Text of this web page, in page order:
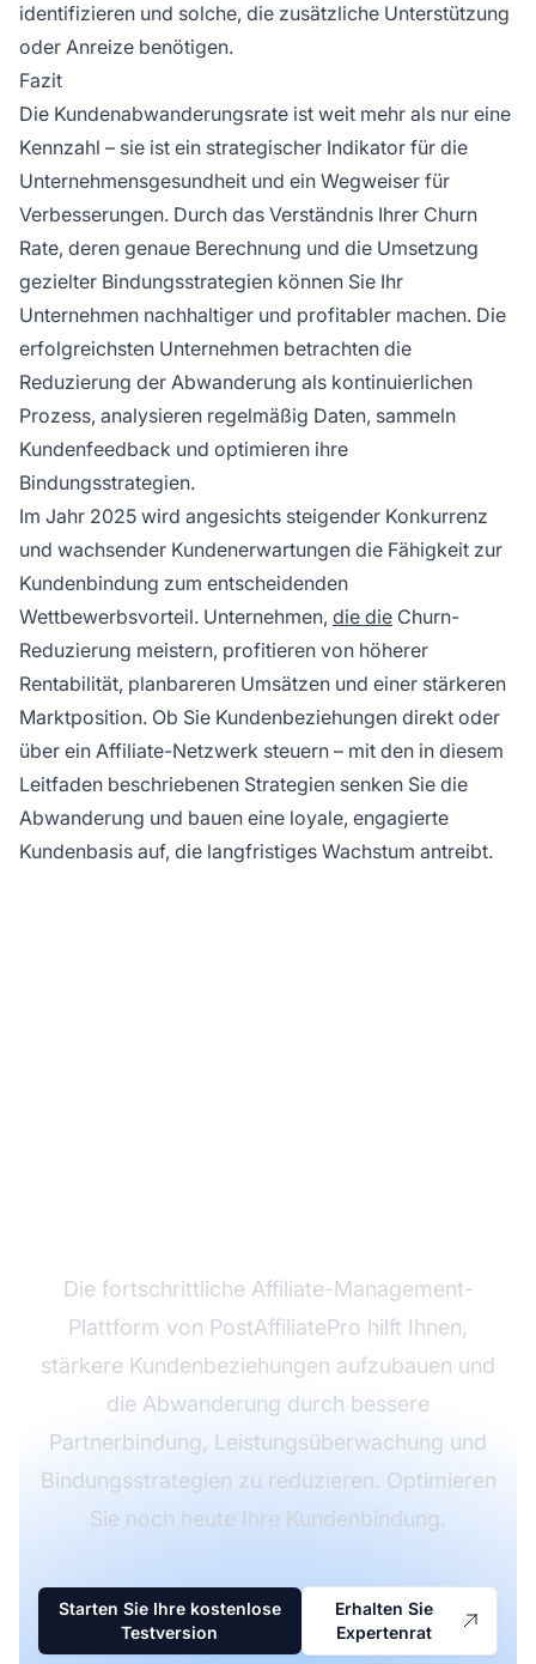
identifizieren und solche, die zusätzliche Unterstützung
oder Anreize benötigen.
Fazit
Die Kundenabwanderungsrate ist weit mehr als nur eine
Kennzahl – sie ist ein strategischer Indikator für die
Unternehmensgesundheit und ein Wegweiser für
Verbesserungen. Durch das Verständnis Ihrer Churn
Rate, deren genaue Berechnung und die Umsetzung
gezielter Bindungsstrategien können Sie Ihr
Unternehmen nachhaltiger und profitabler machen. Die
erfolgreichsten Unternehmen betrachten die
Reduzierung der Abwanderung als kontinuierlichen
Prozess, analysieren regelmäßig Daten, sammeln
Kundenfeedback und optimieren ihre
Bindungsstrategien.
Im Jahr 2025 wird angesichts steigender Konkurrenz
und wachsender Kundenerwartungen die Fähigkeit zur
Kundenbindung zum entscheidenden
Wettbewerbsvorteil. Unternehmen, die die Churn-
Reduzierung meistern, profitieren von höherer
Rentabilität, planbareren Umsätzen und einer stärkeren
Marktposition. Ob Sie Kundenbeziehungen direkt oder
über ein Affiliate-Netzwerk steuern – mit den in diesem
Leitfaden beschriebenen Strategien senken Sie die
Abwanderung und bauen eine loyale, engagierte
Kundenbasis auf, die langfristiges Wachstum antreibt.
Die fortschrittliche Affiliate-Management-
Plattform von PostAffiliatePro hilft Ihnen,
stärkere Kundenbeziehungen aufzubauen und
die Abwanderung durch bessere
Partnerbindung, Leistungsüberwachung und
Bindungsstrategien zu reduzieren. Optimieren
Sie noch heute Ihre Kundenbindung.
Starten Sie Ihre kostenlose
Testversion
Erhalten Sie
Expertenrat